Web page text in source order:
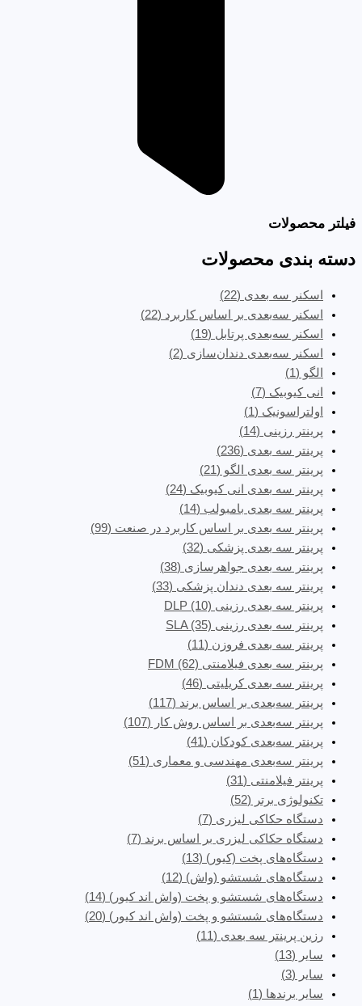
فیلتر محصولات
دسته بندی محصولات
اسکنر سه بعدی (22)
اسکنر سه‌بعدی بر اساس کاربرد (22)
اسکنر سه‌بعدی پرتابل (19)
اسکنر سه‌بعدی دندان‌سازی (2)
الگو (1)
انی کیوبیک (7)
اولتراسونیک (1)
پرینتر رزینی (14)
پرینتر سه‌ بعدی (236)
پرینتر سه بعدی الگو (21)
پرینتر سه بعدی انی کیوبیک (24)
پرینتر سه بعدی بامبولب (14)
پرینتر سه بعدی بر اساس کاربرد در صنعت (99)
پرینتر سه بعدی پزشکی (32)
پرینتر سه بعدی جواهرسازی (38)
پرینتر سه بعدی دندان پزشکی (33)
پرینتر سه بعدی رزینی DLP (10)
پرینتر سه بعدی رزینی SLA (35)
پرینتر سه بعدی فروزن (11)
پرینتر سه بعدی فیلامنتی FDM (62)
پرینتر سه بعدی کریلیتی (46)
پرینتر سه‌بعدی بر اساس برند (117)
پرینتر سه‌بعدی بر اساس روش کار (107)
پرینتر سه‌بعدی کودکان (41)
پرینتر سه‌بعدی مهندسی و معماری (51)
پرینتر فیلامنتی (31)
تکنولوژی برتر (52)
دستگاه حکاکی لیزری (7)
دستگاه حکاکی لیزری بر اساس برند (7)
دستگاه‌های پخت (کیور) (13)
دستگاه‌های شستشو (واش) (12)
دستگاه‌های شستشو و پخت (واش اند کیور) (14)
دستگاه‌های شستشو و پخت (واش اند کیور) (20)
رزین پرینتر سه بعدی (11)
سایر (13)
سایر (3)
سایر برندها (1)